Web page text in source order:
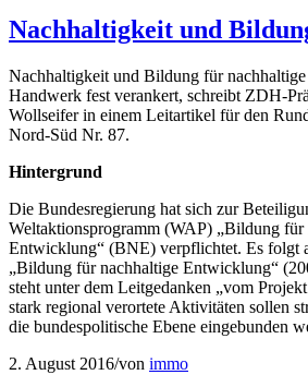
Nachhaltigkeit und
Nachhaltigkeit und Bildung für
Handwerk fest verankert, schreibt ZDH-
Wollseifer in einem Leitartikel für den
Nord-Süd Nr. 87.
Hintergrund
Die Bundesregierung hat sich zur
Weltaktionsprogramm (WAP) „Bildung für
Entwicklung“ (BNE) verpflichtet. Es folgt
„Bildung für nachhaltige Entwicklung“
steht unter dem Leitgedanken „vom
stark regional verortete Aktivitäten sollen
die bundespolitische Ebene eingebunden
2. August 2016/von immo